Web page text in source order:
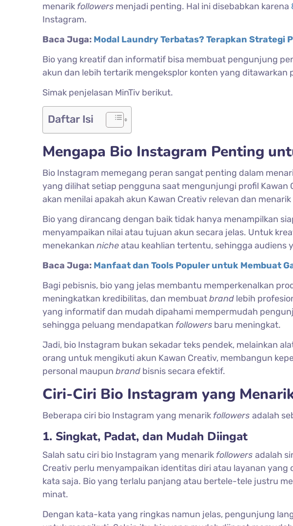
menarik followers menjadi penting. Hal ini disebabkan karena
Instagram.
Baca Juga: Modal Laundry Terbatas? Terapkan Strategi
Bio yang kreatif dan informatif bisa membuat pengunjung
akun dan lebih tertarik mengeksplor konten yang ditawarkan
Simak penjelasan MinTiv berikut.
Daftar Isi
Mengapa Bio Instagram Penting
Bio Instagram memegang peran sangat penting dalam
yang dilihat setiap pengguna saat mengunjungi profil Kawan
akan menilai apakah akun Kawan Creativ relevan dan
Bio yang dirancang dengan baik tidak hanya menampilkan
menyampaikan nilai atau tujuan akun secara jelas. Untuk
menekankan nicheatau keahlian tertentu, sehingga
Baca Juga: Manfaat dan Tools Populer untuk Membuat
Bagi pebisnis, bio yang jelas membantu memperkenalkan
meningkatkan kredibilitas, dan membuatbrand lebih
yang informatif dan mudah dipahami mempermudah
sehingga peluang mendapatkan followers baru meningkat.
Jadi, bio Instagram bukan sekadar teks pendek, melainkan
orang untuk mengikuti akun Kawan Creativ, membangun
personal maupun brand bisnis secara efektif.
Ciri-Ciri Bio Instagram yang
Beberapa ciri bio Instagram yang menarik followers adalah
1. Singkat, Padat, dan Mudah Diingat
Salah satu ciri bio Instagram yang menarik followers adalah
Creativ perlu menyampaikan identitas diri atau layanan
kata saja. Bio yang terlalu panjang atau bertele-tele justru
minat.
Dengan kata-kata yang ringkas namun jelas, pengunjung